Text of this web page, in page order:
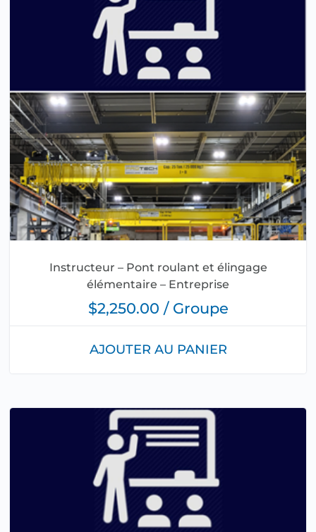
Instructeur – Pont roulant et élingage
élémentaire – Entreprise
$2,250.00 / Groupe
AJOUTER AU PANIER